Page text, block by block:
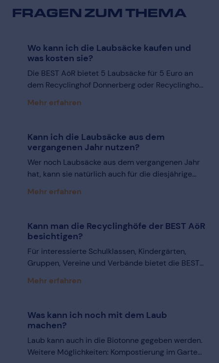
FRAGEN ZUM THEMA
Wo kann ich die Laubsäcke kaufen und
was kosten sie?
Die BEST AöR bietet 5 Laubsäcke für 5 Euro an
dem Recyclinghof Donnerberg oder Recyclinghof
an.
Mehr erfahren
Kann ich die Laubsäcke aus dem
vergangenen Jahr nutzen?
Wer noch Laubsäcke aus dem vergangenen Jahr
hat, kann sie natürlich auch für die diesjährige
Mehr erfahren
Kann man die Recyclinghöfe der BEST AöR
besichtigen?
Für interessierte Schulklassen, Kindergärten,
Gruppen, Vereine und Verbände bietet die BEST
Donnerberg an. Die Führung wird von BEST AöR
können Sie die Abgabe der unterschiedlichen
Abfallsorten beobachten, die
Umgang mit Schadstoffen thematisieren.
Außerdem stellen wir die Photovoltaik-Anlage
Mehr erfahren
Was kann ich noch mit dem Laub
machen?
Laub kann auch in die Biotonne gegeben werden.
Weitere Möglichkeiten: Kompostierung im Garten,